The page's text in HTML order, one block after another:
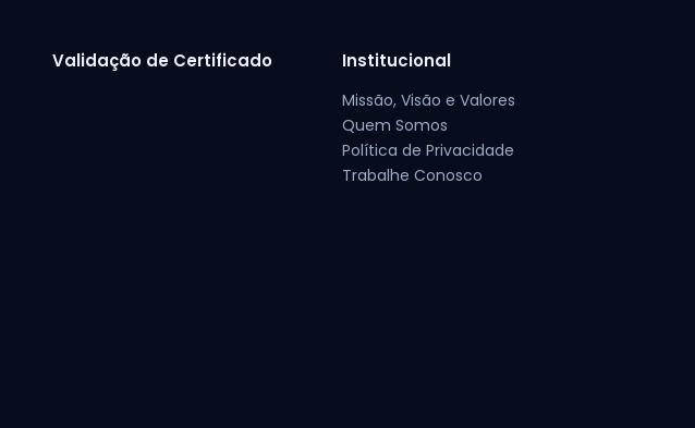
Validação de Certificado Institucional
Missão, Visão e Valores
Quem Somos
Política de Privacidade
Trabalhe Conosco